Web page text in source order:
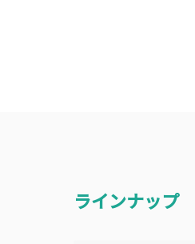
ラインナップ